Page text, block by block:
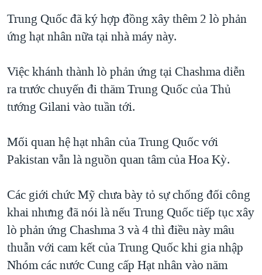
Trung Quốc đã ký hợp đồng xây thêm 2 lò phản
ứng hạt nhân nữa tại nhà máy này.
Việc khánh thành lò phản ứng tại Chashma diễn
ra trước chuyến đi thăm Trung Quốc của Thủ
tướng Gilani vào tuần tới.
Mối quan hệ hạt nhân của Trung Quốc với
Pakistan vẫn là nguồn quan tâm của Hoa Kỳ.
Các giới chức Mỹ chưa bày tỏ sự chống đối công
khai nhưng đã nói là nếu Trung Quốc tiếp tục xây
lò phản ứng Chashma 3 và 4 thì điều này mâu
thuẫn với cam kết của Trung Quốc khi gia nhập
Nhóm các nước Cung cấp Hạt nhân vào năm